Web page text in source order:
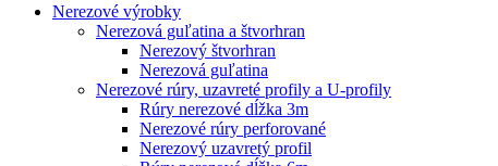
Nerezové výrobky
Nerezová guľatina a štvorhran
Nerezový štvorhran
Nerezová guľatina
Nerezové rúry, uzavreté profily a U-profily
Rúry nerezové dĺžka 3m
Nerezové rúry perforované
Nerezový uzavretý profil